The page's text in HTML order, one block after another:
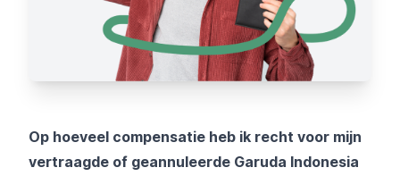
Op hoeveel compensatie heb ik recht voor mijn
vertraagde of geannuleerde Garuda Indonesia